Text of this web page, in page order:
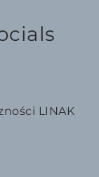
LINAK